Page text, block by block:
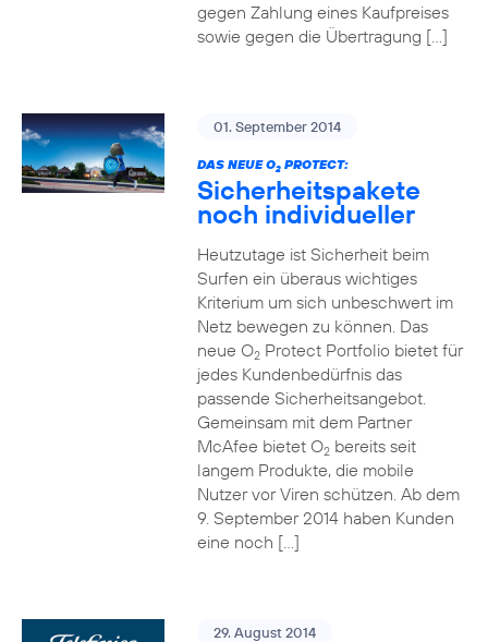
gegen Zahlung eines Kaufpreises
sowie gegen die Übertragung […]
01. September 2014
DAS NEUE O2PROTECT:
Sicherheitspakete
noch individueller
Heutzutage ist Sicherheit beim
Surfen ein überaus wichtiges
Kriterium um sich unbeschwert im
Netz bewegen zu können. Das
neue O2Protect Portfolio bietet für
jedes Kundenbedürfnis das
passende Sicherheitsangebot.
Gemeinsam mit dem Partner
McAfee bietet O2bereits seit
langem Produkte, die mobile
Nutzer vor Viren schützen. Ab dem
9. September 2014 haben Kunden
eine noch […]
29. August 2014